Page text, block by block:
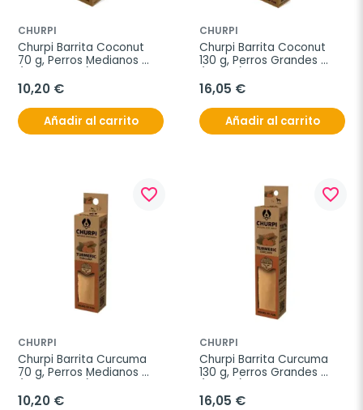
CHURPI
Churpi Barrita Coconut
70 g, Perros Medianos
10,20 €
Añadir al carrito
CHURPI
Churpi Barrita Coconut
130 g, Perros Grandes
16,05 €
Añadir al carrito
favorite_border
CHURPI
Churpi Barrita Curcuma
70 g, Perros Medianos
10,20 €
favorite_border
CHURPI
Churpi Barrita Curcuma
130 g, Perros Grandes
16,05 €